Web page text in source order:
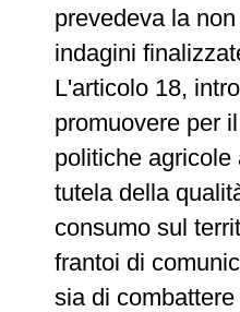
prevedeva la
indagini
L'articolo 18,
promuovere per
politiche
tutela della
consumo sul
frantoi di
sia di